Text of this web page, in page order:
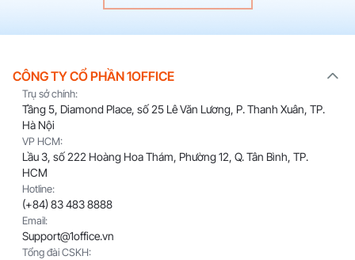
CÔNG TY CỔ PHẦN 1OFFICE
Trụ sở chính:
Tầng 5, Diamond Place, số 25 Lê Văn Lương, P. Thanh Xuân, TP.
Hà Nội
VP HCM:
Lầu 3, số 222 Hoàng Hoa Thám, Phường 12, Q. Tân Bình, TP.
HCM
Hotline:
(+84) 83 483 8888
Email:
Support@1office.vn
Tổng đài CSKH: